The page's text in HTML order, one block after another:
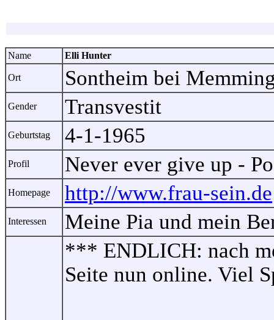
Name Elli Hunter
Ort Sontheim bei
Gender Transvestit
Geburtstag 4-1-1965
Profil Never ever give up -
Homepage http://www.frau-sein.de
Interessen Meine Pia und mein
*** ENDLICH: nach
Seite nun online. Viel